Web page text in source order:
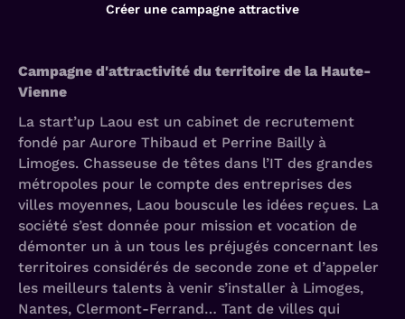
Créer une campagne attractive
Campagne d'attractivité du territoire de la Haute-
Vienne
La start’up Laou est un cabinet de recrutement
fondé par Aurore Thibaud et Perrine Bailly à
Limoges. Chasseuse de têtes dans l’IT des grandes
métropoles pour le compte des entreprises des
villes moyennes, Laou bouscule les idées reçues. La
société s’est donnée pour mission et vocation de
démonter un à un tous les préjugés concernant les
territoires considérés de seconde zone et d’appeler
les meilleurs talents à venir s’installer à Limoges,
Nantes, Clermont-Ferrand… Tant de villes qui